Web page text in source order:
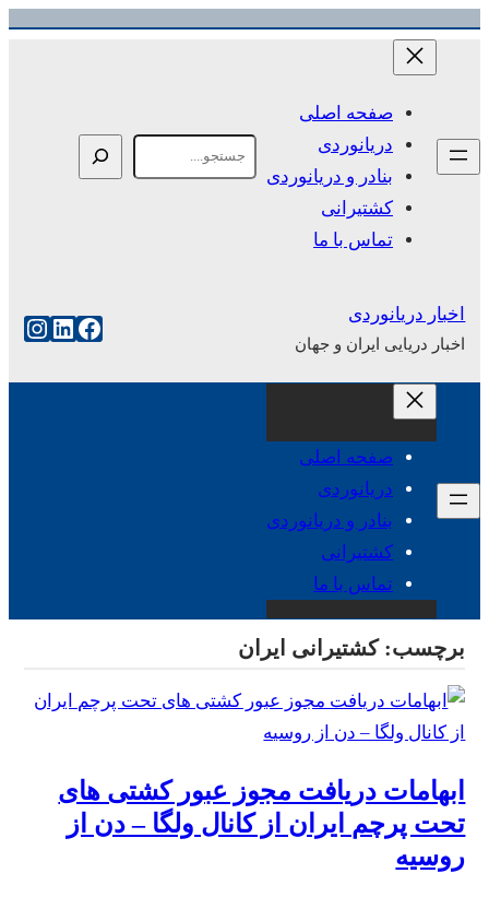
رفتن
صفحه اصلی
دریانوردی
بنادر و دریانوردی
کشتیرانی
تماس با ما
اخبار دریانوردی
اخبار دریایی ایران و جهان
فیس‌بوک
صفحه اصلی
دریانوردی
بنادر و دریانوردی
کشتیرانی
تماس با ما
برچسب:کشتیرانی ایران
ابهامات دریافت مجوز عبور کشتی های
تحت پرچم ایران از کانال ولگا – دن از
روسیه